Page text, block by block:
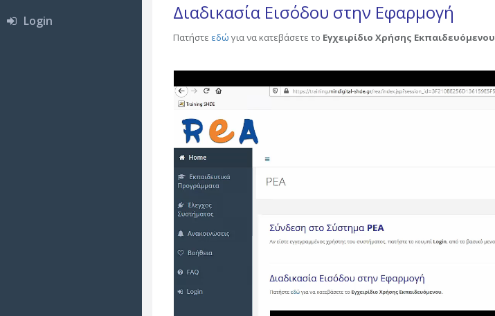
Login Διαδικασία Εισόδου στην Εφαρμογή
Πατήστε εδώ για να κατεβάσετε το Εγχειρίδιο Χρήσης Εκπαιδευόμενου